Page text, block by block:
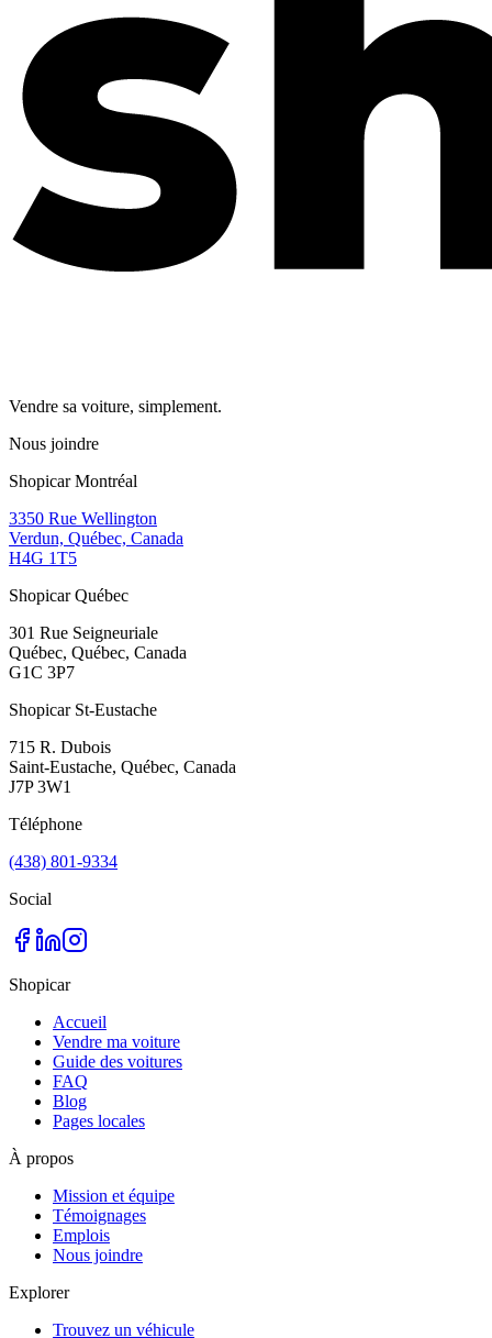
Vendre sa voiture, simplement.
Nous joindre
Shopicar Montréal
3350 Rue Wellington
Verdun, Québec, Canada
H4G 1T5
Shopicar Québec
301 Rue Seigneuriale
Québec, Québec, Canada
G1C 3P7
Shopicar St-Eustache
715 R. Dubois
Saint-Eustache, Québec, Canada
J7P 3W1
Téléphone
(438) 801-9334
Social
Shopicar
Accueil
Vendre ma voiture
Guide des voitures
FAQ
Blog
Pages locales
À propos
Mission et équipe
Témoignages
Emplois
Nous joindre
Explorer
Trouvez un véhicule